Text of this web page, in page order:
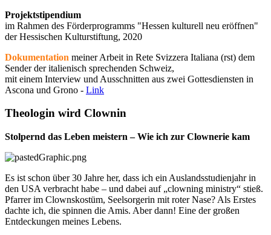
Projektstipendium
im Rahmen des Förderprogramms "Hessen kulturell neu eröffnen"
der Hessischen Kulturstiftung, 2020
Dokumentation meiner Arbeit in Rete Svizzera Italiana (rst) dem
Sender der italienisch sprechenden Schweiz,
mit einem Interview und Ausschnitten aus zwei Gottesdiensten in
Ascona und Grono - Link
Theologin wird Clownin
Stolpernd das Leben meistern – Wie ich zur Clownerie kam
Es ist schon über 30 Jahre her, dass ich ein Auslandsstudienjahr in
den USA verbracht habe – und dabei auf „clowning ministry“ stieß.
Pfarrer im Clownskostüm, Seelsorgerin mit roter Nase? Als Erstes
dachte ich, die spinnen die Amis. Aber dann! Eine der großen
Entdeckungen meines Lebens.